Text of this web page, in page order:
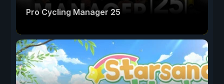
Pro Cycling Manager 25